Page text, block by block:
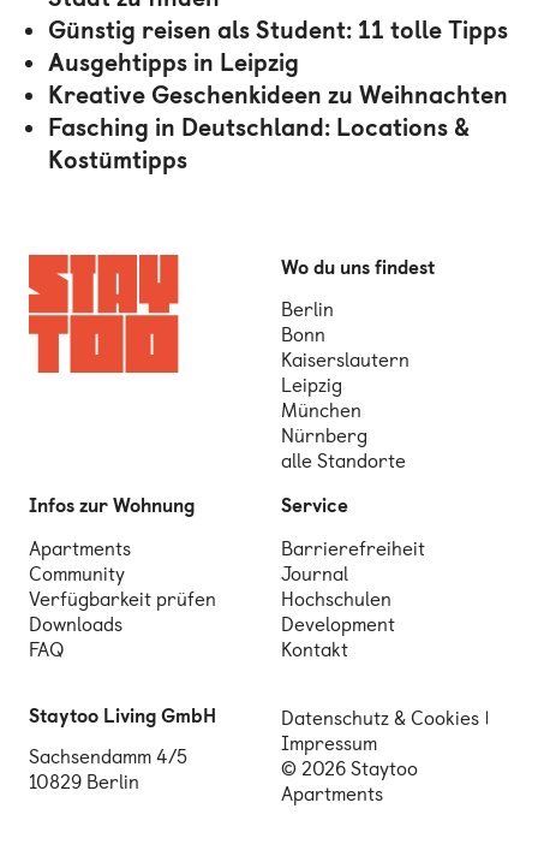
Günstig reisen als Student: 11 tolle Tipps
Ausgehtipps in Leipzig
Kreative Geschenkideen zu Weihnachten
Fasching in Deutschland: Locations &
Kostümtipps
Wo du uns findest
Berlin
Bonn
Kaiserslautern
Leipzig
München
Nürnberg
alle Standorte
Infos zur Wohnung
Apartments
Community
Verfügbarkeit prüfen
Downloads
FAQ
Service
Barrierefreiheit
Journal
Hochschulen
Development
Kontakt
Staytoo Living GmbH
Sachsendamm 4/5
10829 Berlin
Datenschutz & Cookies
Impressum
© 2026 Staytoo
Apartments